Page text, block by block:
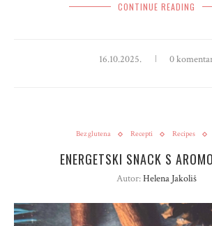
CONTINUE READING
16.10.2025. 0
Bez glutena Recepti Recipes
ENERGETSKI SNACK S
Autor:Helena Jakoliš